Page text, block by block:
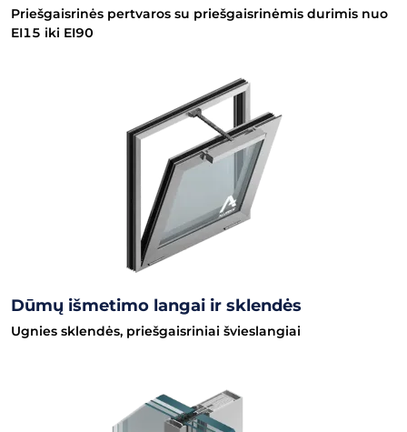
Priešgaisrinės pertvaros su priešgaisrinėmis durimis nuo
EI15 iki EI90
Dūmų išmetimo langai ir sklendės
Ugnies sklendės, priešgaisriniai švieslangiai